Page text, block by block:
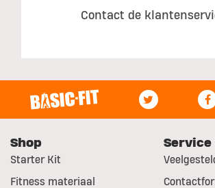
Contact de
Shop
Starter Kit
Fitness materiaal